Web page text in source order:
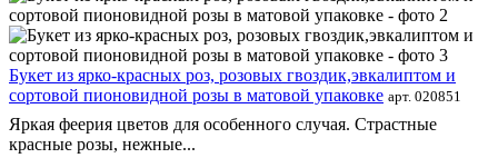
Букет из ярко-красных роз, розовых гвоздик,эвкалиптом и
сортовой пионовидной розы в матовой упаковке арт. 020851
Яркая феерия цветов для особенного случая. Страстные
красные розы, нежные...